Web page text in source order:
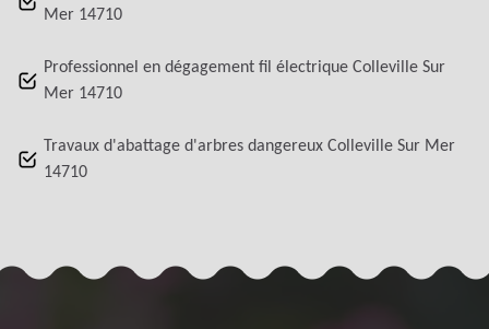
Mer 14710
Professionnel en dégagement fil électrique Colleville Sur
Mer 14710
Travaux d'abattage d'arbres dangereux Colleville Sur Mer
14710